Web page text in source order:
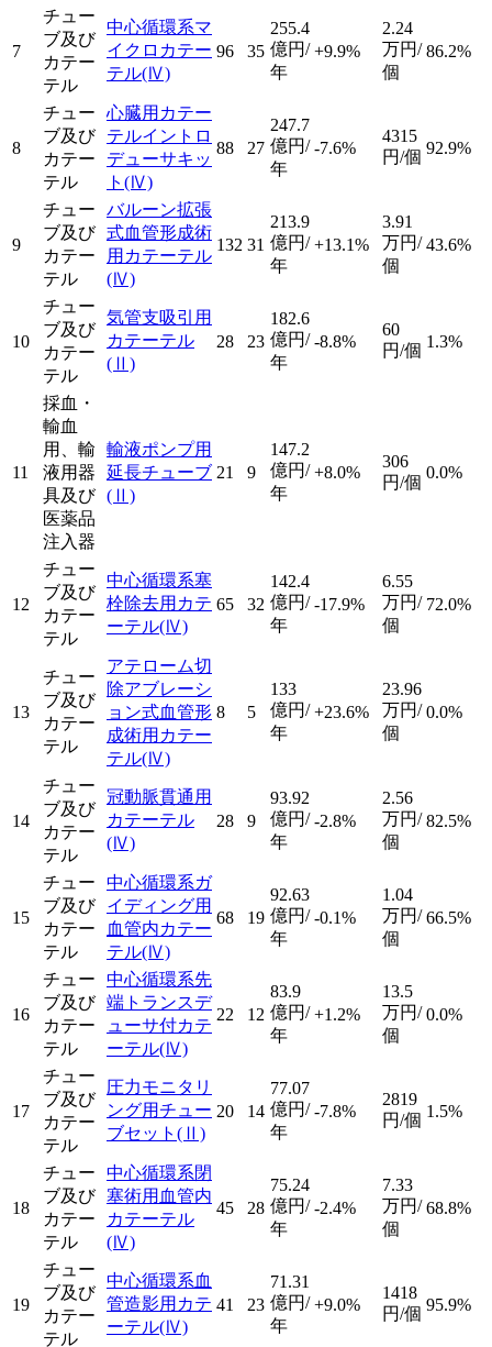
7
チュー
ブ及び
カテー
テル
中心循環系マ
イクロカテー
テル(Ⅳ)
96 35
255.4
億円/
年
+9.9%
2.24
万円/
個
86.2%
8
チュー
ブ及び
カテー
テル
心臓用カテー
テルイントロ
デューサキッ
ト (Ⅳ)
88 27
247.7
億円/
年
-7.6%
4315
円/個 92.9%
9
チュー
ブ及び
カテー
テル
バルーン拡張
式血管形成術
用カテーテル
(Ⅳ)
132 31
213.9
億円/
年
+13.1%
3.91
万円/
個
43.6%
10
チュー
ブ及び
カテー
テル
気管支吸引用
カテーテル
(Ⅱ)
28 23
182.6
億円/
年
-8.8%
60
円/個 1.3%
11
採血・
輸血
用、輸
液用器
具及び
医薬品
注入器
輸液ポンプ用
延長チューブ
(Ⅱ)
21 9
147.2
億円/
年
+8.0%
306
円/個
0.0%
12
チュー
ブ及び
カテー
テル
中心循環系塞
栓除去用カテ
ーテル(Ⅳ)
65 32
142.4
億円/
年
-17.9%
6.55
万円/
個
72.0%
13
チュー
ブ及び
カテー
テル
アテローム切
除アブレーシ
ョン式血管形
成術用カテー
テル(Ⅳ)
8 5
133
億円/
年
+23.6%
23.96
万円/
個
0.0%
14
チュー
ブ及び
カテー
テル
冠動脈貫通用
カテーテル
(Ⅳ)
28 9
93.92
億円/
年
-2.8%
2.56
万円/
個
82.5%
15
チュー
ブ及び
カテー
テル
中心循環系ガ
イディング用
血管内カテー
テル(Ⅳ)
68 19
92.63
億円/
年
-0.1%
1.04
万円/
個
66.5%
16
チュー
ブ及び
カテー
テル
中心循環系先
端トランスデ
ューサ付カテ
ーテル(Ⅳ)
22 12
83.9
億円/
年
+1.2%
13.5
万円/
個
0.0%
17
チュー
ブ及び
カテー
テル
圧力モニタリ
ング用チュー
ブセット (Ⅱ)
20 14
77.07
億円/
年
-7.8%
2819
円/個 1.5%
18
チュー
ブ及び
カテー
テル
中心循環系閉
塞術用血管内
カテーテル
(Ⅳ)
45 28
75.24
億円/
年
-2.4%
7.33
万円/
個
68.8%
19
チュー
ブ及び
カテー
テル
中心循環系血
管造影用カテ
ーテル(Ⅳ)
41 23
71.31
億円/
年
+9.0%
1418
円/個 95.9%